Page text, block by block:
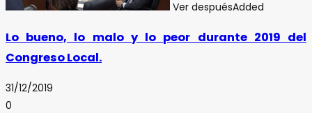
Ver despuésAdded
Lo bueno, lo malo y lo peor durante 2019 del
Congreso Local.
31/12/2019
0